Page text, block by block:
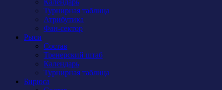
Календарь
Турнирная таблица
Атрибутика
Фан-сектор
Рыси
Состав
Тренерский штаб
Календарь
Турнирная таблица
Бирюса